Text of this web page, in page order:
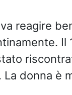
reagire
Il
donna è